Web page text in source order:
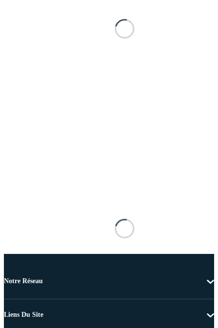
Notre Réseau
Liens Du Site